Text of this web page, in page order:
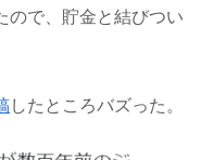
ので、貯金と結びつい
したところバズった。